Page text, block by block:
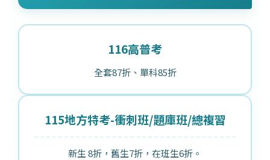
116高普考
全套87折、單科85折
115地方特考-衝刺班/題庫班/總複習
新生 8折，舊生7折，在班生6折。